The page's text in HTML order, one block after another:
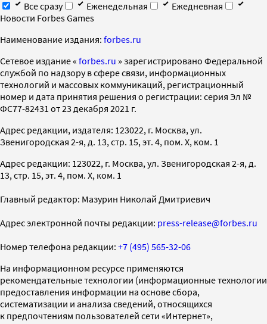
Все сразу
Еженедельная
Ежедневная
Новости Forbes Games
Наименование издания: forbes.ru
Cетевое издание « forbes.ru » зарегистрировано Федеральной
службой по надзору в сфере связи, информационных
технологий и массовых коммуникаций, регистрационный
номер и дата принятия решения о регистрации: серия Эл №
ФС77-82431 от 23 декабря 2021 г.
Адрес редакции, издателя: 123022, г. Москва, ул.
Звенигородская 2-я, д. 13, стр. 15, эт. 4, пом. X, ком. 1
Адрес редакции: 123022, г. Москва, ул. Звенигородская 2-я, д.
13, стр. 15, эт. 4, пом. X, ком. 1
Главный редактор: Мазурин Николай Дмитриевич
Адрес электронной почты редакции: press-release@forbes.ru
Номер телефона редакции: +7 (495) 565-32-06
На информационном ресурсе применяются
рекомендательные технологии (информационные технологии
предоставления информации на основе сбора,
систематизации и анализа сведений, относящихся
к предпочтениям пользователей сети «Интернет»,